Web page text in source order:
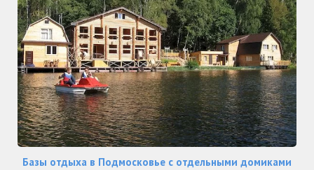
Базы отдыха в Подмосковье с отдельными домиками